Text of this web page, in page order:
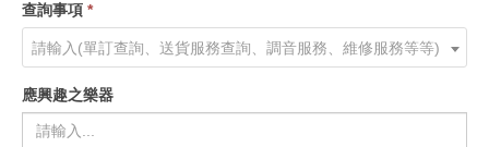
查詢事項 *
請輸入(單訂查詢、送貨服務查詢、調音服務、維修服務等等)
應興趣之樂器